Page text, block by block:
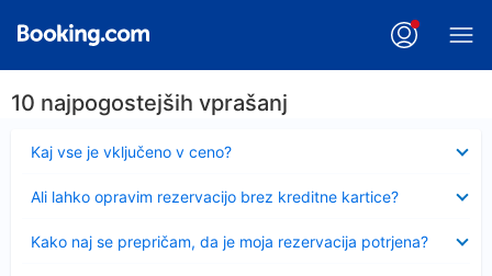
10 najpogostejših vprašanj
Kaj vse je vključeno v ceno?
Ali lahko opravim rezervacijo brez kreditne kartice?
Kako naj se prepričam, da je moja rezervacija potrjena?